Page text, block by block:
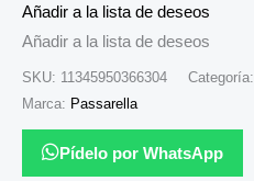
Añadir a la lista de deseos
Añadir a la lista de deseos
SKU: 11345950366304 Categoría:
Marca: Passarella
Pídelo por WhatsApp